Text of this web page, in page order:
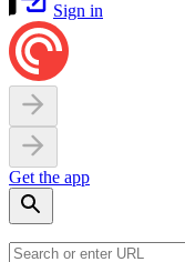
Sign in
Get the app